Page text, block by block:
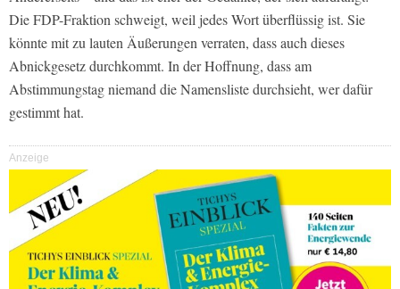
Die FDP-Fraktion schweigt, weil jedes Wort überflüssig ist. Sie
könnte mit zu lauten Äußerungen verraten, dass auch dieses
Abnickgesetz durchkommt. In der Hoffnung, dass am
Abstimmungstag niemand die Namensliste durchsieht, wer dafür
gestimmt hat.
Anzeige